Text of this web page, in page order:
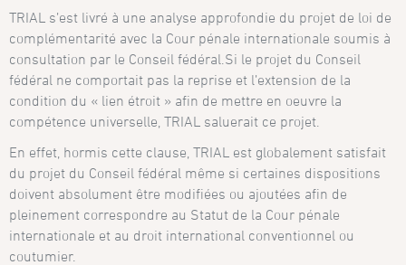
TRIAL s’est livré à une analyse approfondie du projet de loi de
complémentarité avec la Cour pénale internationale soumis à
consultation par le Conseil fédéral.Si le projet du Conseil
fédéral ne comportait pas la reprise et l’extension de la
condition du « lien étroit » afin de mettre en oeuvre la
compétence universelle, TRIAL saluerait ce projet.
En effet, hormis cette clause, TRIAL est globalement satisfait
du projet du Conseil fédéral même si certaines dispositions
doivent absolument être modifiées ou ajoutées afin de
pleinement correspondre au Statut de la Cour pénale
internationale et au droit international conventionnel ou
coutumier.